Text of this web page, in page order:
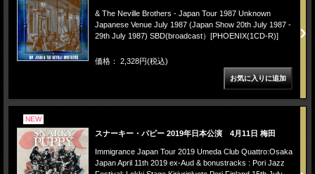
& The Neville Brothers - Japan Tour 1987 Unknown
Japanese Venue July 1987 (Japan Show 20th July 1987 -
29th July 1987) SBD(broadcast）[PHOENIX(1CD-R)]
価格： 2,328円(税込)
NEW
スナーキー・パピー 2019年日本公演 4月11日 梅田
Immigrance Japan Tour 2019 Umeda Club Quattro:Osaka
Japan April 11th 2019 ex-Aud & bonustracks : Pori Jazz